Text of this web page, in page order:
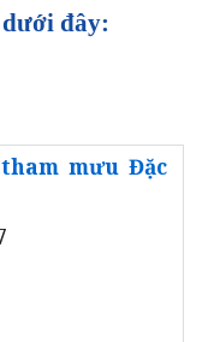
dưới đây:
mưu Đặc